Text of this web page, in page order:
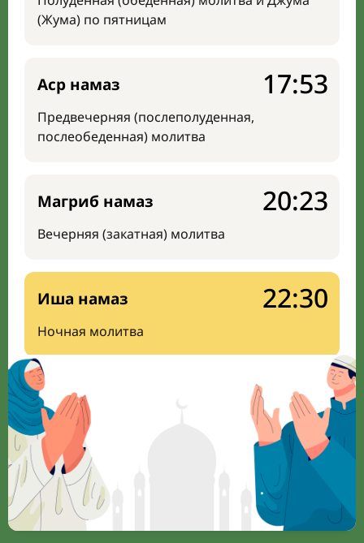
(Жума) по пятницам
Аср намаз
Предвечерняя (послеполуденная,
послеобеденная) молитва
17:53
Магриб намаз
Вечерняя (закатная) молитва
20:23
Иша намаз
Ночная молитва
22:30